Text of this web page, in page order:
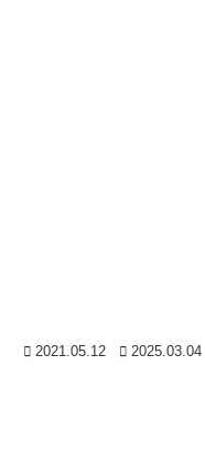
2021.05.12 2025.03.04